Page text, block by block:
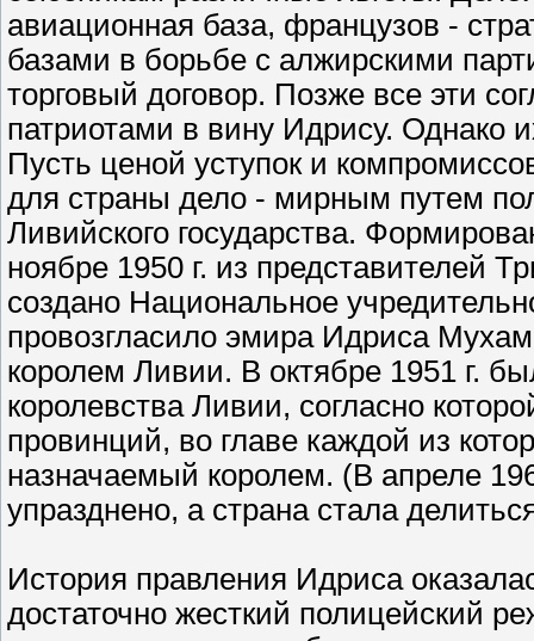
авиационная база, французов -
базами в борьбе с алжирскими
торговый договор. Позже все эти
патриотами в вину Идрису. Однако
Пусть ценой уступок и
для страны дело - мирным путем
Ливийского государства.
ноябре 1950 г. из представителей
создано Национальное
провозгласило эмира Идриса
королем Ливии. В октябре 1951 г.
королевства Ливии, согласно
провинций, во главе каждой из
назначаемый королем. (В апреле
упразднено, а страна стала
История правления Идриса
достаточно жесткий полицейский